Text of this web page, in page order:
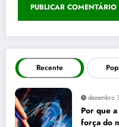
Recente
dezembro
Por que
força do